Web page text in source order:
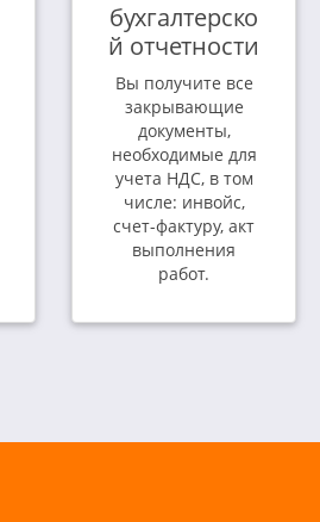
бухгалтерско
й отчетности
Вы получите все
закрывающие
документы,
необходимые для
учета НДС, в том
числе: инвойс,
счет-фактуру, акт
выполнения
работ.